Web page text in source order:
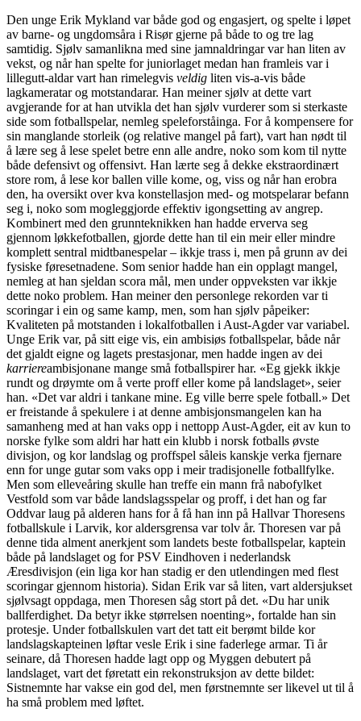
Den unge Erik Mykland var både god og engasjert, og spelte i løpet
av barne- og ungdomsåra i Risør gjerne på både to og tre lag
samtidig. Sjølv samanlikna med sine jamnaldringar var han liten av
vekst, og når han spelte for juniorlaget medan han framleis var i
lillegutt-aldar vart han rimelegvis veldig liten vis-a-vis både
lagkameratar og motstandarar. Han meiner sjølv at dette vart
avgjerande for at han utvikla det han sjølv vurderer som si sterkaste
side som fotballspelar, nemleg speleforståinga. For å kompensere for
sin manglande storleik (og relative mangel på fart), vart han nødt til
å lære seg å lese spelet betre enn alle andre, noko som kom til nytte
både defensivt og offensivt. Han lærte seg å dekke ekstraordinært
store rom, å lese kor ballen ville kome, og, viss og når han erobra
den, ha oversikt over kva konstellasjon med- og motspelarar befann
seg i, noko som mogleggjorde effektiv igongsetting av angrep.
Kombinert med den grunnteknikken han hadde erverva seg
gjennom løkkefotballen, gjorde dette han til ein meir eller mindre
komplett sentral midtbanespelar – ikkje trass i, men på grunn av dei
fysiske føresetnadene. Som senior hadde han ein opplagt mangel,
nemleg at han sjeldan scora mål, men under oppveksten var ikkje
dette noko problem. Han meiner den personlege rekorden var ti
scoringar i ein og same kamp, men, som han sjølv påpeiker:
Kvaliteten på motstanden i lokalfotballen i Aust-Agder var variabel.
Unge Erik var, på sitt eige vis, ein ambisiøs fotballspelar, både når
det gjaldt eigne og lagets prestasjonar, men hadde ingen av dei
karriereambisjonane mange små fotballspirer har. «Eg gjekk ikkje
rundt og drøymte om å verte proff eller kome på landslaget», seier
han. «Det var aldri i tankane mine. Eg ville berre spele fotball.» Det
er freistande å spekulere i at denne ambisjonsmangelen kan ha
samanheng med at han vaks opp i nettopp Aust-Agder, eit av kun to
norske fylke som aldri har hatt ein klubb i norsk fotballs øvste
divisjon, og kor landslag og proffspel såleis kanskje verka fjernare
enn for unge gutar som vaks opp i meir tradisjonelle fotballfylke.
Men som elleveåring skulle han treffe ein mann frå nabofylket
Vestfold som var både landslagsspelar og proff, i det han og far
Oddvar laug på alderen hans for å få han inn på Hallvar Thoresens
fotballskule i Larvik, kor aldersgrensa var tolv år. Thoresen var på
denne tida alment anerkjent som landets beste fotballspelar, kaptein
både på landslaget og for PSV Eindhoven i nederlandsk
Æresdivisjon (ein liga kor han stadig er den utlendingen med flest
scoringar gjennom historia). Sidan Erik var så liten, vart aldersjukset
sjølvsagt oppdaga, men Thoresen såg stort på det. «Du har unik
ballferdighet. Da betyr ikke størrelsen noenting», fortalde han sin
protesje. Under fotballskulen vart det tatt eit berømt bilde kor
landslagskapteinen løftar vesle Erik i sine faderlege armar. Ti år
seinare, då Thoresen hadde lagt opp og Myggen debutert på
landslaget, vart det føretatt ein rekonstruksjon av dette bildet:
Sistnemnte har vakse ein god del, men førstnemnte ser likevel ut til å
ha små problem med løftet.